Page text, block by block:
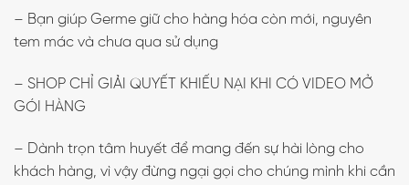
– Bạn giúp Germe giữ cho hàng hóa còn mới, nguyên
tem mác và chưa qua sử dụng
– SHOP CHỈ GIẢI QUYẾT KHIẾU NẠI KHI CÓ VIDEO MỞ
GÓI HÀNG
– Dành trọn tâm huyết để mang đến sự hài lòng cho
khách hàng, vì vậy đừng ngại gọi cho chúng mình khi cần